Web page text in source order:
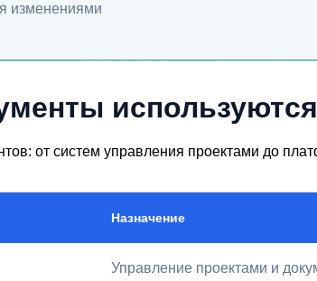
изменениями
от систем управления проектами до
Назначение
Управление проектами и